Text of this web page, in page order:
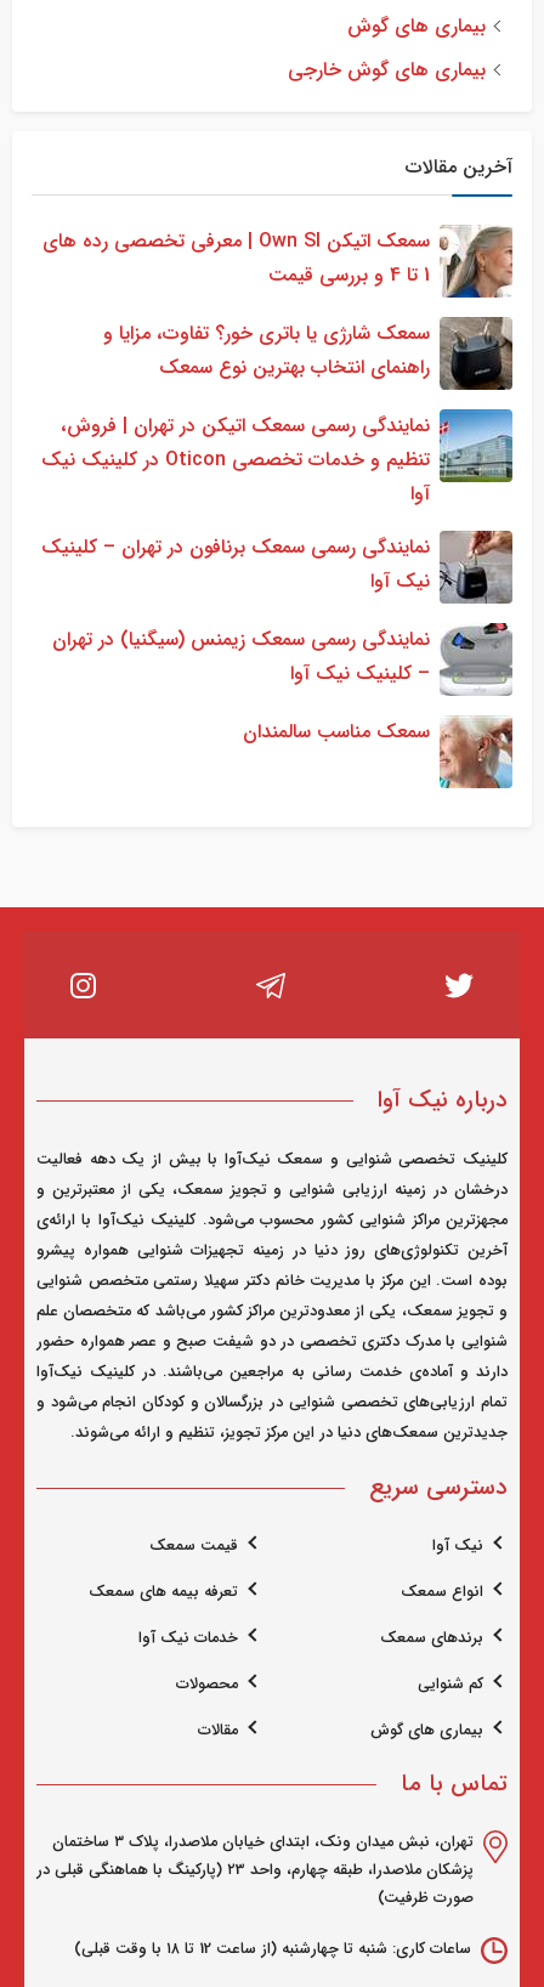
بیماری های گوش
بیماری های گوش خارجی
آخرین مقالات
سمعک اتیکن Own SI | معرفی تخصصی رده های
1 تا 4 و بررسی قیمت
سمعک شارژی یا باتری خور؟ تفاوت، مزایا و
راهنمای انتخاب بهترین نوع سمعک
نمایندگی رسمی سمعک اتیکن در تهران | فروش،
تنظیم و خدمات تخصصی Oticon در کلینیک نیک
آوا
نمایندگی رسمی سمعک برنافون در تهران – کلینیک
نیک آوا
نمایندگی رسمی سمعک زیمنس (سیگنیا) در تهران
– کلینیک نیک آوا
سمعک مناسب سالمندان
درباره نیک آوا
کلینیک تخصصی شنوایی و سمعک نیک‌آوا با بیش از یک دهه فعالیت
درخشان در زمینه ارزیابی شنوایی و تجویز سمعک، یکی از معتبرترین و
مجهزترین مراکز شنوایی کشور محسوب می‌شود. کلینیک نیک‌آوا با ارائه‌ی
آخرین تکنولوژی‌های روز دنیا در زمینه تجهیزات شنوایی همواره پیشرو
بوده است. این مرکز با مدیریت خانم دکتر سهیلا رستمی متخصص شنوایی
و تجویز سمعک، یکی از معدودترین مراکز کشور می‌باشد که متخصصان علم
شنوایی با مدرک دکتری تخصصی در دو شیفت صبح و عصر همواره حضور
دارند و آماده‌ی خدمت رسانی به مراجعین می‌باشند. در کلینیک نیک‌آوا
تمام ارزیابی‌های تخصصی شنوایی در بزرگسالان و کودکان انجام می‌شود و
جدیدترین سمعک‌های دنیا در این مرکز تجویز، تنظیم و ارائه می‌شوند.
دسترسی سریع
نیک آوا
انواع سمعک
برندهای سمعک
کم شنوایی
بیماری های گوش
قیمت سمعک
تعرفه بیمه های سمعک
خدمات نیک آوا
محصولات
مقالات
تماس با ما
تهران، نبش میدان ونک، ابتدای خیابان ملاصدرا، پلاک ۳ ساختمان
پزشکان ملاصدرا، طبقه چهارم، واحد ۲3 (پارکینگ با هماهنگی قبلی در
صورت ظرفیت)
ساعات کاری: شنبه تا چهارشنبه (از ساعت 12 تا ۱۸ با وقت قبلی)